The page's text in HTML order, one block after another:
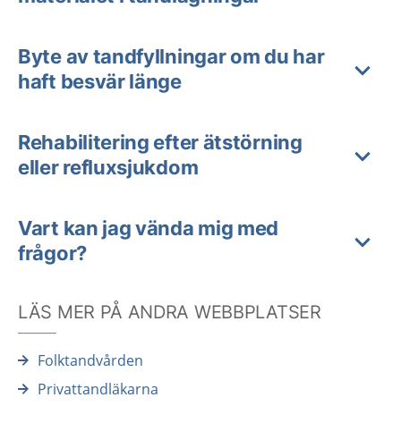
Byte av tandfyllningar om du har
haft besvär länge
Rehabilitering efter ätstörning
eller refluxsjukdom
Vart kan jag vända mig med
frågor?
LÄS MER PÅ ANDRA WEBBPLATSER
Folktandvården
Privattandläkarna